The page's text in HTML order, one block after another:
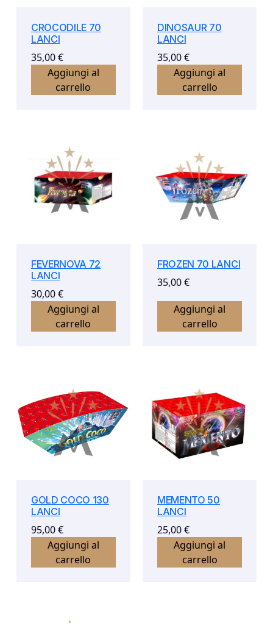
CROCODILE 70
LANCI
35,00€
Aggiungi al
carrello
DINOSAUR 70
LANCI
35,00€
Aggiungi al
carrello
FEVERNOVA 72
LANCI
30,00€
Aggiungi al
carrello
FROZEN 70 LANCI
35,00€
Aggiungi al
carrello
GOLD COCO 130
LANCI
95,00€
Aggiungi al
carrello
MEMENTO 50
LANCI
25,00€
Aggiungi al
carrello